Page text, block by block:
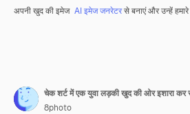
अपनी खुद की इमेज AI इमेज जनरेटरसे बनाएं और उन्हें हमारे
8photo